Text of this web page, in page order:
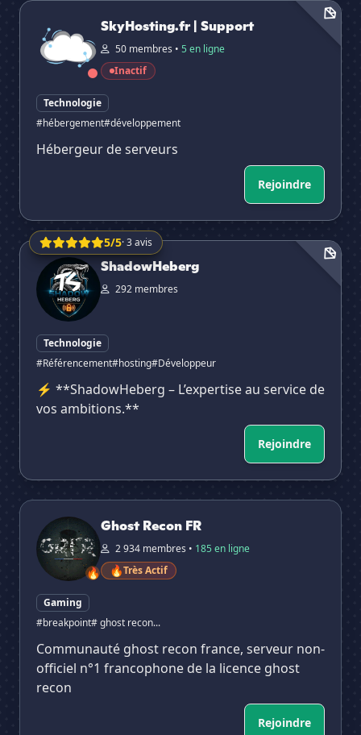
SkyHosting.fr | Support
SkyHosting.fr | Support
50 membres • 5 en ligne
Inactif
Technologie
#hébergement#développement
Hébergeur de serveurs
Rejoindre
5/5· 3 avis
ShadowHeberg
ShadowHeberg
292 membres
Technologie
#Référencement#hosting#Développeur
⚡ **ShadowHeberg – L’expertise au service de
vos ambitions.**
Rejoindre
Ghost Recon FR
🔥
Ghost Recon FR
2 934 membres • 185 en ligne
🔥Très Actif
Gaming
#breakpoint# ghost recon...
Communauté ghost recon france, serveur non-
officiel n°1 francophone de la licence ghost
recon
Rejoindre